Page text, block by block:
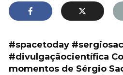
#spacetoday
#divulgaçãocientífica
momentos de Sérgio